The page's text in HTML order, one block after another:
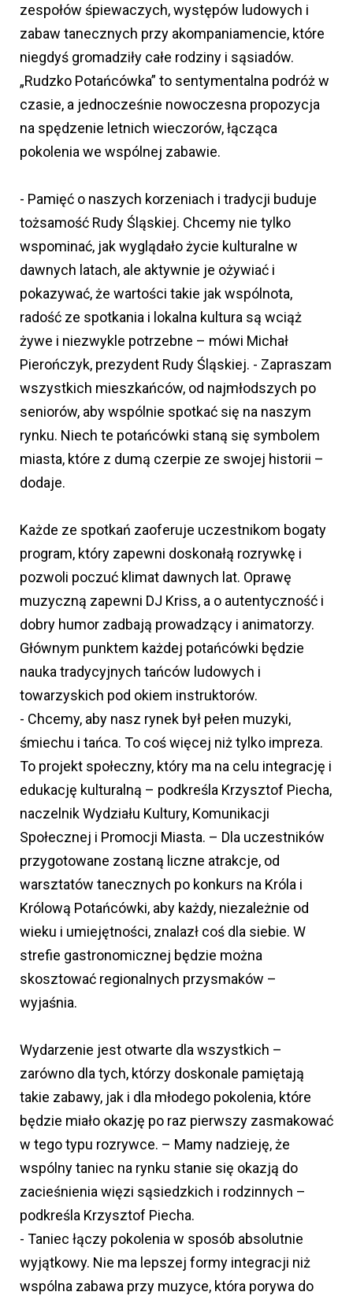
zespołów śpiewaczych, występów ludowych i
zabaw tanecznych przy akompaniamencie, które
niegdyś gromadziły całe rodziny i sąsiadów.
„Rudzko Potańcówka” to sentymentalna podróż w
czasie, a jednocześnie nowoczesna propozycja
na spędzenie letnich wieczorów, łącząca
pokolenia we wspólnej zabawie.
- Pamięć o naszych korzeniach i tradycji buduje
tożsamość Rudy Śląskiej. Chcemy nie tylko
wspominać, jak wyglądało życie kulturalne w
dawnych latach, ale aktywnie je ożywiać i
pokazywać, że wartości takie jak wspólnota,
radość ze spotkania i lokalna kultura są wciąż
żywe i niezwykle potrzebne – mówi Michał
Pierończyk, prezydent Rudy Śląskiej. - Zapraszam
wszystkich mieszkańców, od najmłodszych po
seniorów, aby wspólnie spotkać się na naszym
rynku. Niech te potańcówki staną się symbolem
miasta, które z dumą czerpie ze swojej historii –
dodaje.
Każde ze spotkań zaoferuje uczestnikom bogaty
program, który zapewni doskonałą rozrywkę i
pozwoli poczuć klimat dawnych lat. Oprawę
muzyczną zapewni DJ Kriss, a o autentyczność i
dobry humor zadbają prowadzący i animatorzy.
Głównym punktem każdej potańcówki będzie
nauka tradycyjnych tańców ludowych i
towarzyskich pod okiem instruktorów.
- Chcemy, aby nasz rynek był pełen muzyki,
śmiechu i tańca. To coś więcej niż tylko impreza.
To projekt społeczny, który ma na celu integrację i
edukację kulturalną – podkreśla Krzysztof Piecha,
naczelnik Wydziału Kultury, Komunikacji
Społecznej i Promocji Miasta. – Dla uczestników
przygotowane zostaną liczne atrakcje, od
warsztatów tanecznych po konkurs na Króla i
Królową Potańcówki, aby każdy, niezależnie od
wieku i umiejętności, znalazł coś dla siebie. W
strefie gastronomicznej będzie można
skosztować regionalnych przysmaków –
wyjaśnia.
Wydarzenie jest otwarte dla wszystkich –
zarówno dla tych, którzy doskonale pamiętają
takie zabawy, jak i dla młodego pokolenia, które
będzie miało okazję po raz pierwszy zasmakować
w tego typu rozrywce. – Mamy nadzieję, że
wspólny taniec na rynku stanie się okazją do
zacieśnienia więzi sąsiedzkich i rodzinnych –
podkreśla Krzysztof Piecha.
- Taniec łączy pokolenia w sposób absolutnie
wyjątkowy. Nie ma lepszej formy integracji niż
wspólna zabawa przy muzyce, która porywa do